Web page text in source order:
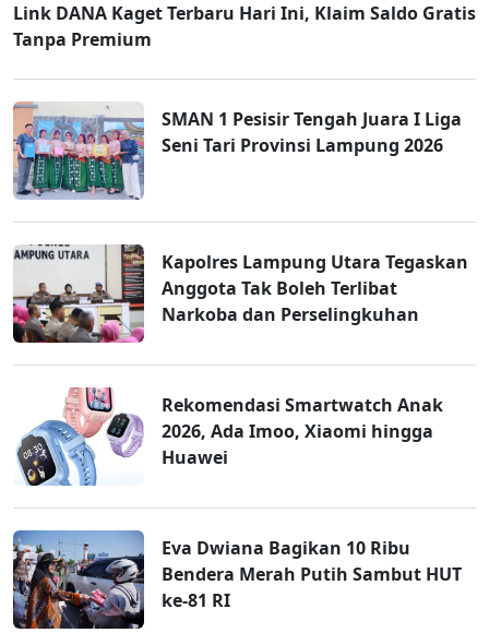
Link DANA Kaget Terbaru Hari Ini, Klaim Saldo Gratis
Tanpa Premium
SMAN 1 Pesisir Tengah Juara I Liga
Seni Tari Provinsi Lampung 2026
Kapolres Lampung Utara Tegaskan
Anggota Tak Boleh Terlibat
Narkoba dan Perselingkuhan
Rekomendasi Smartwatch Anak
2026, Ada Imoo, Xiaomi hingga
Huawei
Eva Dwiana Bagikan 10 Ribu
Bendera Merah Putih Sambut HUT
ke-81 RI